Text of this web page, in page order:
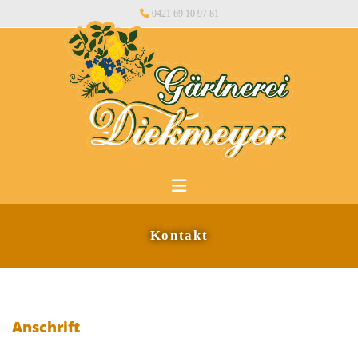
 0421 69 10 97 81
Kontakt
Anschrift